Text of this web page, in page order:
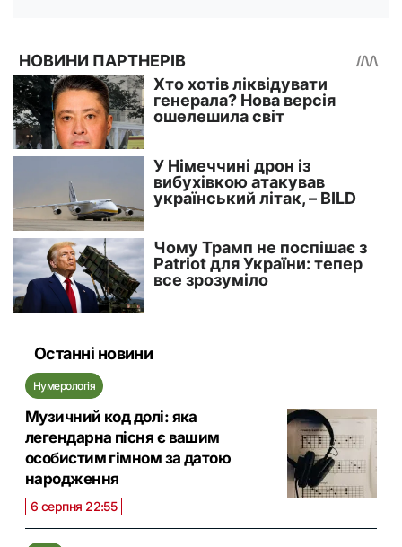
Останні новини
Нумерологія
Музичний код долі: яка
легендарна пісня є вашим
особистим гімном за датою
народження
6 серпня 22:55